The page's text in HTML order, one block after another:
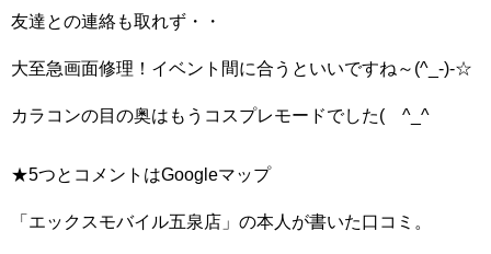
友達との連絡も取れず・・
大至急画面修理！イベント間に合うといいですね～(^_-)-☆
カラコンの目の奥はもうコスプレモードでした( ^_^
★5つとコメントはGoogleマップ
「エックスモバイ ル五泉店」の本人が書いた口コミ。